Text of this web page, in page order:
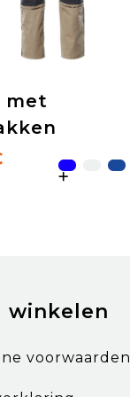
met
winkelen
voorwaarden